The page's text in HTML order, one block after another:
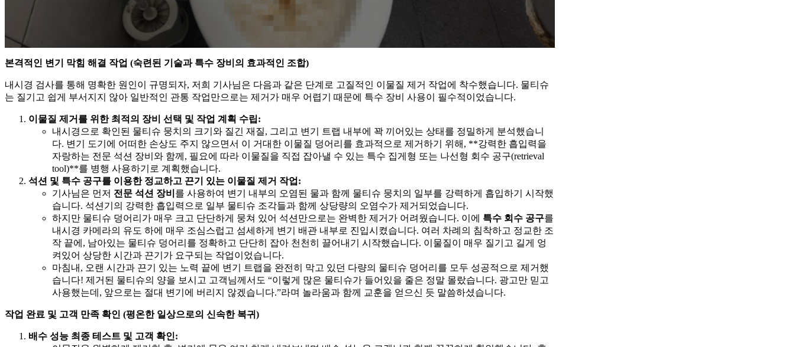
본격적인 변기 막힘 해결 작업 (숙련된 기술과 특수 장비의 효과적인 조합)
내시경 검사를 통해 명확한 원인이 규명되자, 저희 기사님은 다음과 같은 단계로 고질적인 이물질 제거 작업에 착수했습니다. 물티슈
는 질기고 쉽게 부서지지 않아 일반적인 관통 작업만으로는 제거가 매우 어렵기 때문에 특수 장비 사용이 필수적이었습니다.
이물질 제거를 위한 최적의 장비 선택 및 작업 계획 수립:
내시경으로 확인된 물티슈 뭉치의 크기와 질긴 재질, 그리고 변기 트랩 내부에 꽉 끼어있는 상태를 정밀하게 분석했습니
다. 변기 도기에 어떠한 손상도 주지 않으면서 이 거대한 이물질 덩어리를 효과적으로 제거하기 위해, **강력한 흡입력을
자랑하는 전문 석션 장비와 함께, 필요에 따라 이물질을 직접 잡아낼 수 있는 특수 집게형 또는 나선형 회수 공구(retrieval
tool)**를 병행 사용하기로 계획했습니다.
석션 및 특수 공구를 이용한 정교하고 끈기 있는 이물질 제거 작업:
기사님은 먼저 전문 석션 장비 를 사용하여 변기 내부의 오염된 물과 함께 물티슈 뭉치의 일부를 강력하게 흡입하기 시작했
습니다. 석션기의 강력한 흡입력으로 일부 물티슈 조각들과 함께 상당량의 오염수가 제거되었습니다.
하지만 물티슈 덩어리가 매우 크고 단단하게 뭉쳐 있어 석션만으로는 완벽한 제거가 어려웠습니다. 이에 특수 회수 공구를
내시경 카메라의 유도 하에 매우 조심스럽고 섬세하게 변기 배관 내부로 진입시켰습니다. 여러 차례의 침착하고 정교한 조
작 끝에, 남아있는 물티슈 덩어리를 정확하고 단단히 잡아 천천히 끌어내기 시작했습니다. 이물질이 매우 질기고 길게 엉
켜있어 상당한 시간과 끈기가 요구되는 작업이었습니다.
마침내, 오랜 시간과 끈기 있는 노력 끝에 변기 트랩을 완전히 막고 있던 다량의 물티슈 덩어리를 모두 성공적으로 제거했
습니다! 제거된 물티슈의 양을 보시고 고객님께서도 “이렇게 많은 물티슈가 들어있을 줄은 정말 몰랐습니다. 광고만 믿고
사용했는데, 앞으로는 절대 변기에 버리지 않겠습니다.”라며 놀라움과 함께 교훈을 얻으신 듯 말씀하셨습니다.
작업 완료 및 고객 만족 확인 (평온한 일상으로의 신속한 복귀)
배수 성능 최종 테스트 및 고객 확인: